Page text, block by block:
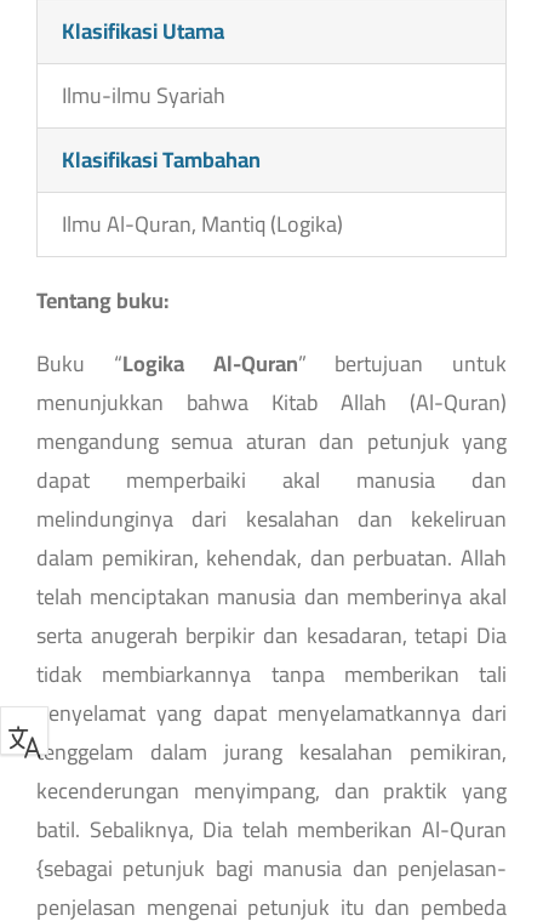
Klasifikasi Utama
Ilmu-ilmu Syariah
Klasifikasi Tambahan
Ilmu Al-Quran, Mantiq (Logika)
Tentang buku:
Buku “Logika Al-Quran” bertujuan untuk
menunjukkan bahwa Kitab Allah (Al-Quran)
mengandung semua aturan dan petunjuk yang
dapat memperbaiki akal manusia dan
melindunginya dari kesalahan dan kekeliruan
dalam pemikiran, kehendak, dan perbuatan. Allah
telah menciptakan manusia dan memberinya akal
serta anugerah berpikir dan kesadaran, tetapi Dia
tidak membiarkannya tanpa memberikan tali
penyelamat yang dapat menyelamatkannya dari
tenggelam dalam jurang kesalahan pemikiran,
kecenderungan menyimpang, dan praktik yang
batil. Sebaliknya, Dia telah memberikan Al-Quran
{sebagai petunjuk bagi manusia dan penjelasan-
penjelasan mengenai petunjuk itu dan pembeda